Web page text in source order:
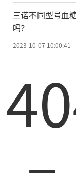
三诺不同型号血
吗？
2023-10-07 10:00:41